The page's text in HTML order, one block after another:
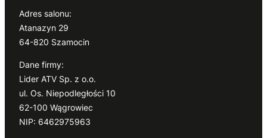
Adres salonu:
Atanazyn 29
64-820 Szamocin
Dane firmy:
Lider ATV Sp. z o.o.
ul. Os. Niepodległości 10
62-100 Wągrowiec
NIP: 6462975963